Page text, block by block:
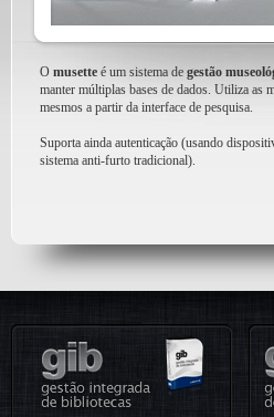
O musette é um sistema de gestão
manter múltiplas bases de dados. Utiliza as
mesmos a partir da interface de pesquisa.
Suporta ainda autenticação (usando
sistema anti-furto tradicional).